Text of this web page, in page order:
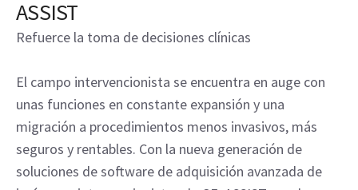
ASSIST
Refuerce la toma de decisiones clínicas
El campo intervencionista se encuentra en auge con
unas funciones en constante expansión y una
migración a procedimientos menos invasivos, más
seguros y rentables. Con la nueva generación de
soluciones de software de adquisición avanzada de